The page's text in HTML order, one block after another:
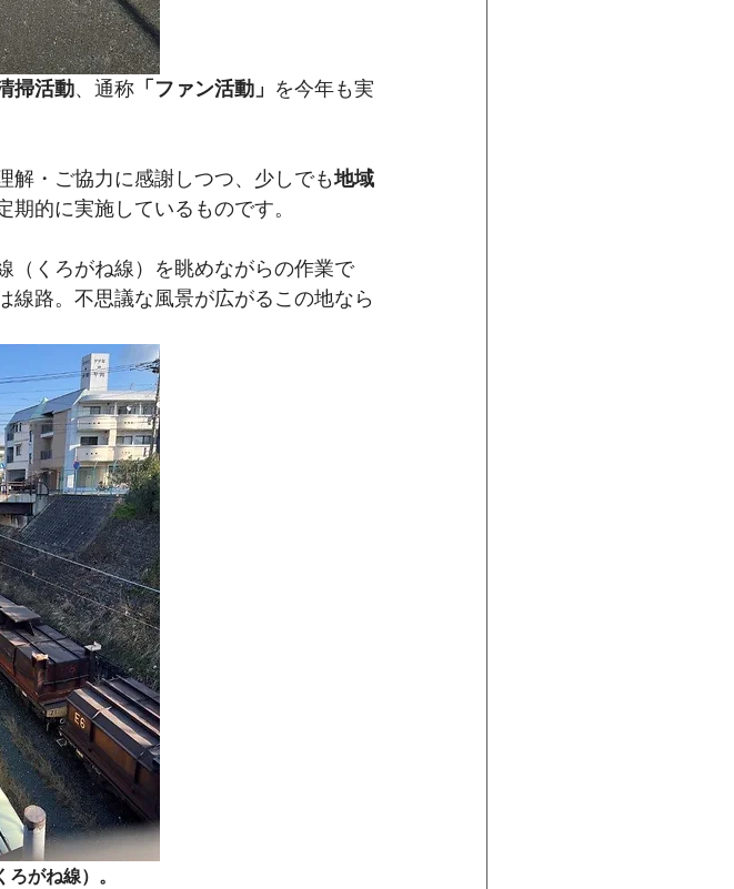
掃活動、通称 「ファン活動」 を今年も実
・ご協力に感謝しつつ、少しでも地域
的に実施しているものです。
（くろがね線）を眺めながらの作業で
路。不思議な風景が広がるこの地なら
がね線）。